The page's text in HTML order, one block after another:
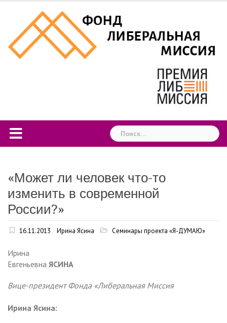
content
Найти:
«Может ли человек что-то
изменить в современной
России?»
16.11.2013 Ирина Ясина Семинары проекта «Я-ДУМАЮ»
Ирина
Евгеньевна ЯСИНА
Вице-президент Фонда «Либеральная Миссия
Ирина Ясина: